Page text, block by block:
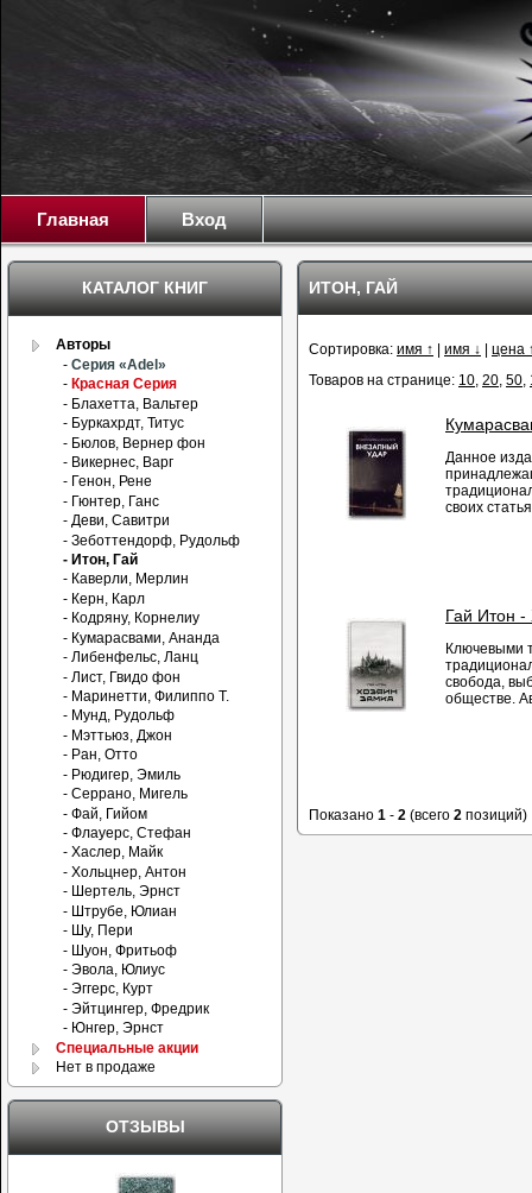
Главная Вход
ИТОН, ГАЙ
Сортировка: имя ↑ имя ↓
цена
Товаров на странице: 10, 20, 50,
Данное
своих
Гай Итон -
Ключевыми
свобода,
обществе.
Показано 1 - 2 (всего 2 позиций)
КАТАЛОГ КНИГ
Авторы
-Серия «Adel»
- Красная Серия
- Блахетта, Вальтер
- Буркахрдт, Титус
- Бюлов, Вернер фон
- Викернес, Варг
- Генон, Рене
- Гюнтер, Ганс
- Деви, Савитри
- Зеботтендорф, Рудольф
- Итон, Гай
- Каверли, Мерлин
- Керн, Карл
- Кодряну, Корнелиу
- Кумарасвами, Ананда
- Либенфельс, Ланц
- Лист, Гвидо фон
- Маринетти, Филиппо Т.
- Мунд, Рудольф
- Мэттьюз, Джон
- Ран, Отто
- Рюдигер, Эмиль
- Серрано, Мигель
- Фай, Гийом
- Флауерс, Стефан
- Хаслер, Майк
- Хольцнер, Антон
- Шертель, Эрнст
- Штрубе, Юлиан
- Шу, Пери
- Шуон, Фритьоф
- Эвола, Юлиус
- Эггерс, Курт
- Эйтцингер, Фредрик
- Юнгер, Эрнст
Специальные акции
Нет в продаже
ОТЗЫВЫ